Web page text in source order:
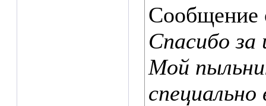
Сообщение
Спасибо за
Мой